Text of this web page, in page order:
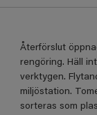
Återförslut
rengöring. Häll
verktygen.
miljöstation.
sorteras som